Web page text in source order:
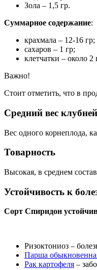
Зола – 1,5 гр.
Суммарное содержание:
крахмала – 12-16 гр;
сахаров – 1 гр;
клетчатки – около 2
Важно!
Стоит отметить, что в
Средний вес клубней
Вес одного корнеплода,
Товарность
Высокая, в среднем
Устойчивость к
Сорт Спиридон
Ризоктониоз –
Парша
Рак картофеля –